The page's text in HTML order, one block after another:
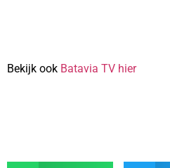
Bekijk ook Batavia TV hier